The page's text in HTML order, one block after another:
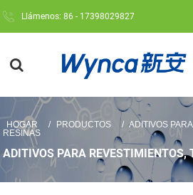
Llámenos: 86 - 17398029827
HOGAR PRODUCTOS
ADITIVOS
RESINAS
ADITIVOS PARA REVESTIMIENTOS,